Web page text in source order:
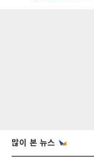
많이 본 뉴스